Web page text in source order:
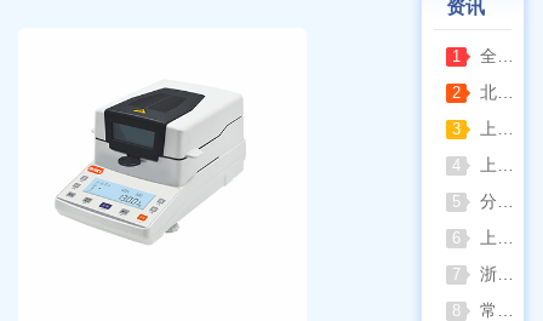
资讯
1 全自动凯氏定氮仪测定焦炭中氮 上海纤检助力焦化行业精准检测
2 北京六一电泳仪完整选型指南（分电泳槽 + 电源两大模块，按实验场景直接匹配）
3 上海仪电吸光光度法和荧光分析法的异同
4 上海佑科GC-7860系列网络化气相色谱仪
5 分清生物安全柜与洁净工作台 苏州安泰科普两类设备差异
6 上海申安灭菌器外排、内排与干燥功能全解析
7 浙江孚夏：打造合规可靠的实验室洁净装备
8 常熟雪科实验室制冰机日常保养要点